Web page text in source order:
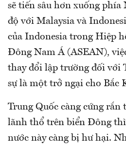
sẽ tiến sâu hơn xuống phía
độ với Malaysia và
của Indonesia trong Hiệp
Đông Nam Á (ASEAN),
thay đổi lập trường đối với
sự là một trở ngại cho Bắc
Trung Quốc càng cứng rắn
lãnh thổ trên biển Đông thì
nước này càng bị hư hại.